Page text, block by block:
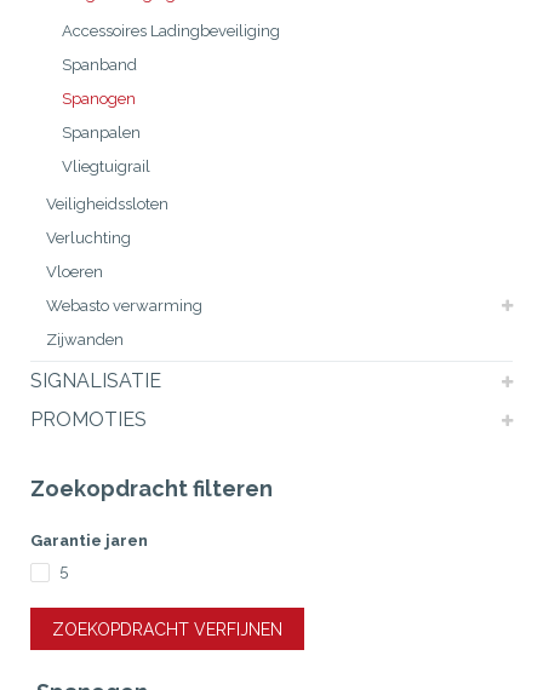
Accessoires Ladingbeveiliging
Spanband
Spanogen
Spanpalen
Vliegtuigrail
Veiligheidssloten
Verluchting
Vloeren
Webasto verwarming
Zijwanden
SIGNALISATIE
PROMOTIES
Zoekopdracht filteren
Garantie jaren
5
ZOEKOPDRACHT VERFIJNEN